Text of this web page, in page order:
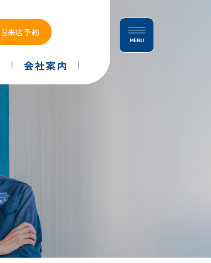
来店予約
会社案内